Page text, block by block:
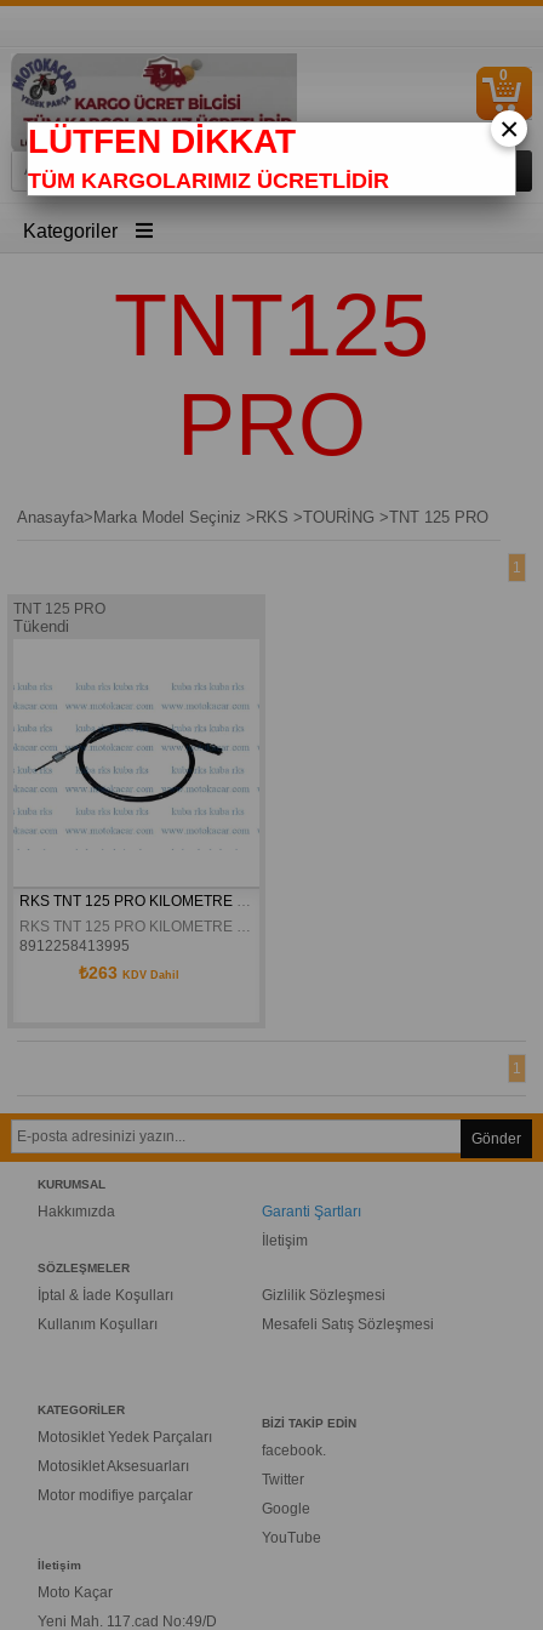
0
Kategoriler
TNT125
PRO
Anasayfa> Marka Model Seçiniz > RKS >TOURİNG >TNT 125 PRO
1
TNT 125 PRO
Tükendi
8912258413995
₺263 KDV Dahil
1
Gönder
KURUMSAL
Hakkımızda
Garanti Şartları
İletişim
SÖZLEŞMELER
İptal & İade Koşulları
Kullanım Koşulları
Gizlilik Sözleşmesi
Mesafeli Satış Sözleşmesi
KATEGORİLER
Motosiklet Yedek Parçaları
Motosiklet Aksesuarları
Motor modifiye parçalar
BİZİ TAKİP EDİN
facebook.
Twitter
Google
YouTube
İletişim
Moto Kaçar
Yeni Mah. 117.cad No:49/D
×
LÜTFEN DİKKAT
TÜM KARGOLARIMIZ ÜCRETLİDİR